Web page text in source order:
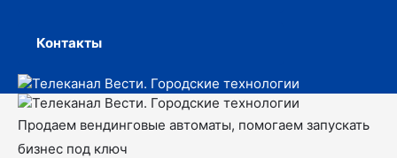
Контакты
Продаем вендинговые автоматы, помогаем запускать
бизнес под ключ